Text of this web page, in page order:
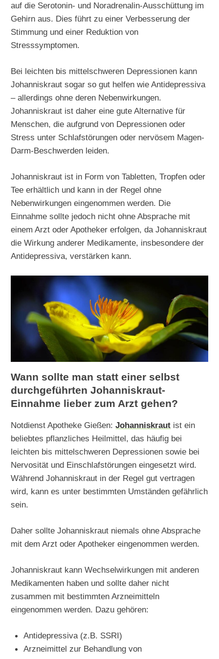
auf die Serotonin- und Noradrenalin-Ausschüttung im
Gehirn aus. Dies führt zu einer Verbesserung der
Stimmung und einer Reduktion von
Stresssymptomen.
Bei leichten bis mittelschweren Depressionen kann
Johanniskraut sogar so gut helfen wie Antidepressiva
– allerdings ohne deren Nebenwirkungen.
Johanniskraut ist daher eine gute Alternative für
Menschen, die aufgrund von Depressionen oder
Stress unter Schlafstörungen oder nervösem Magen-
Darm-Beschwerden leiden.
Johanniskraut ist in Form von Tabletten, Tropfen oder
Tee erhältlich und kann in der Regel ohne
Nebenwirkungen eingenommen werden. Die
Einnahme sollte jedoch nicht ohne Absprache mit
einem Arzt oder Apotheker erfolgen, da Johanniskraut
die Wirkung anderer Medikamente, insbesondere der
Antidepressiva, verstärken kann.
Wann sollte man statt einer selbst
durchgeführten Johanniskraut-
Einnahme lieber zum Arzt gehen?
Notdienst Apotheke Gießen:Johanniskraut ist ein
beliebtes pflanzliches Heilmittel, das häufig bei
leichten bis mittelschweren Depressionen sowie bei
Nervosität und Einschlafstörungen eingesetzt wird.
Während Johanniskraut in der Regel gut vertragen
wird, kann es unter bestimmten Umständen gefährlich
sein.
Daher sollte Johanniskraut niemals ohne Absprache
mit dem Arzt oder Apotheker eingenommen werden.
Johanniskraut kann Wechselwirkungen mit anderen
Medikamenten haben und sollte daher nicht
zusammen mit bestimmten Arzneimitteln
eingenommen werden. Dazu gehören:
Antidepressiva (z.B. SSRI)
Arzneimittel zur Behandlung von